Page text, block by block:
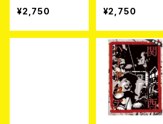
¥2,750
NE 【80年代関
西ハードコア/ス
キンズ】
¥2,750